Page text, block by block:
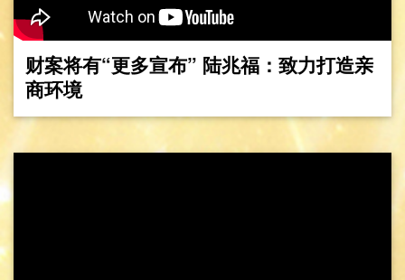
财案将有“更多宣布” 陆兆福：致力打造亲
商环境